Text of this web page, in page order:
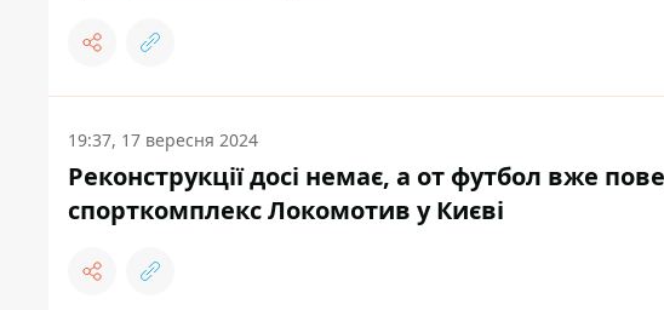
19:37, 17 вересня 2024
Реконструкції досі немає, а от футбол вже
спорткомплекс Локомотив у Києві